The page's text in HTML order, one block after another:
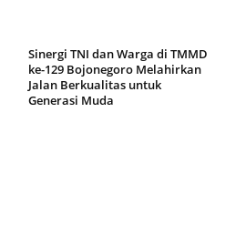
Sinergi TNI dan Warga di TMMD
ke-129 Bojonegoro Melahirkan
Jalan Berkualitas untuk
Generasi Muda